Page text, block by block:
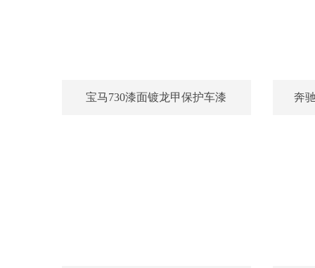
宝马730漆面镀龙甲保护车漆 奔